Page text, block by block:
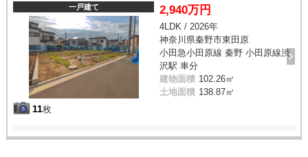
一戸建て
11枚
2,940万円
4LDK / 2026年
神奈川県秦野市東田原
小田急小田原線 秦野 小田原線渋
沢駅 車分
建物面積 102.26㎡
土地面積 138.87㎡